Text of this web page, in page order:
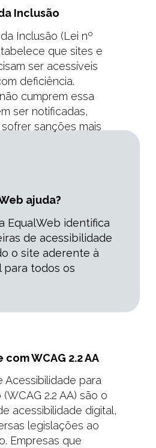
Inclusão
Inclusão (Lei nº
que sites e
ser acessíveis
deficiência.
cumprem essa
ser notificadas,
sanções mais
ajuda?
EqualWeb identifica
de acessibilidade
o site aderente à
para todos os
WCAG 2.2 AA
Acessibilidade para
2.2 AA) são o
acessibilidade digital,
legislações ao
Empresas que